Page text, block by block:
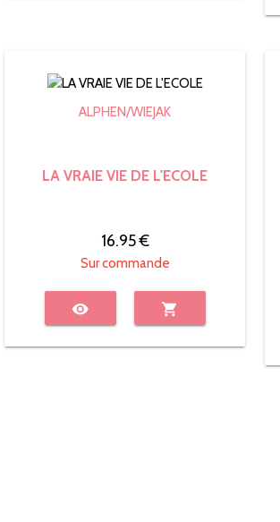
ALPHEN/WIEJAK
LA VRAIE VIE DE L'ECOLE
16.95 €
Sur commande
visibility shopping_cart